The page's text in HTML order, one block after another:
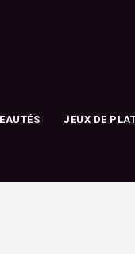
JEUX DE